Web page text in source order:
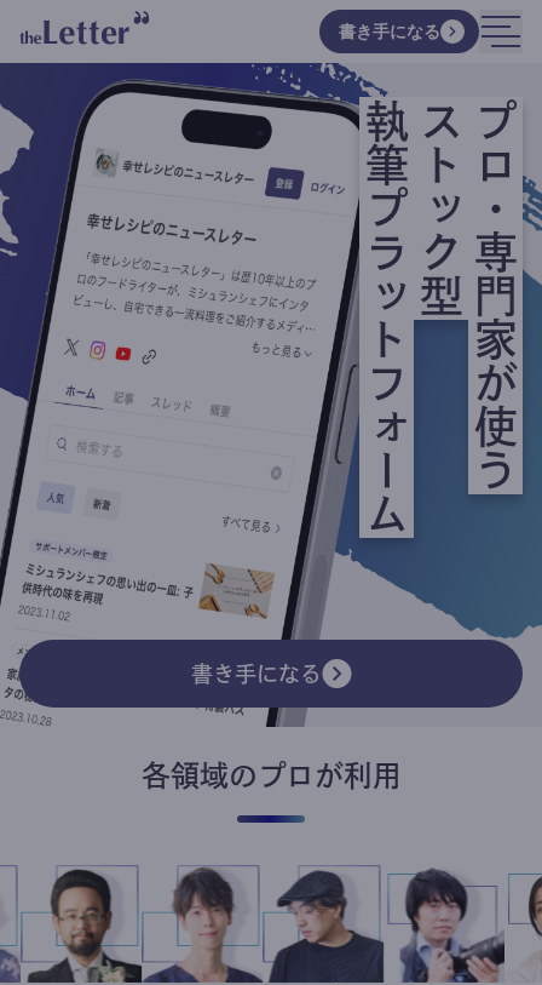
書き手になる
プロ・専門家が使う
ストック型
執筆プラットフォーム
書き手になる
各領域のプロが利用